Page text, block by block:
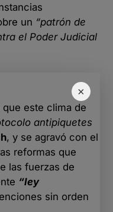
×
un “patrón de
el Poder Judicial
este clima de
antipiquetes
, y se agravó con el
reformas que
las fuerzas de
“ley
sin orden